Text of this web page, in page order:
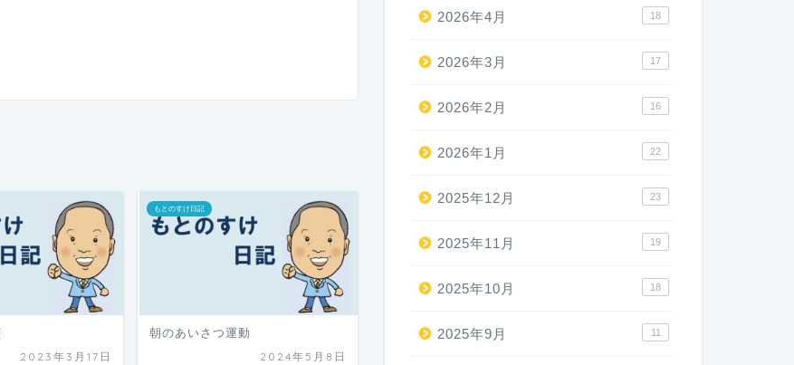
2023年3月17日
もとのすけ日記
朝のあいさつ運動
2024年5月8日
2026年4月 18
2026年3月 17
2026年2月 16
2026年1月 22
2025年12月 23
2025年11月 19
2025年10月 18
2025年9月 11